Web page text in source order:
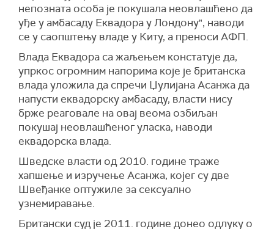
непозната особа је покушала неовлашћено да
уђе у амбасаду Еквадора у Лондону", наводи
се у саопштењу владе у Киту, а преноси АФП.
Влада Еквадора са жаљењем констатује да,
упркос огромним напорима које је британска
влада уложила да спречи Џулијана Асанжа да
напусти еквадорску амбасаду, власти нису
брже реаговале на овај веома озбиљан
покушај неовлашћеног уласка, наводи
еквадорска влада.
Шведске власти од 2010. године траже
хапшење и изручење Асанжа, којег су две
Швеђанке оптужиле за сексуално
узнемиравање.
Британски суд је 2011. године донео одлуку о